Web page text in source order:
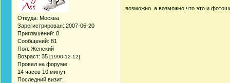
Откуда: Москва
Зарегистрирован: 2007-06-20
Приглашений: 0
Сообщений: 81
Пол: Женский
Возраст: 35 [1990-12-12]
Провел на форуме:
14 часов 10 минут
Последний визит:
возможно. а возможно,что это и